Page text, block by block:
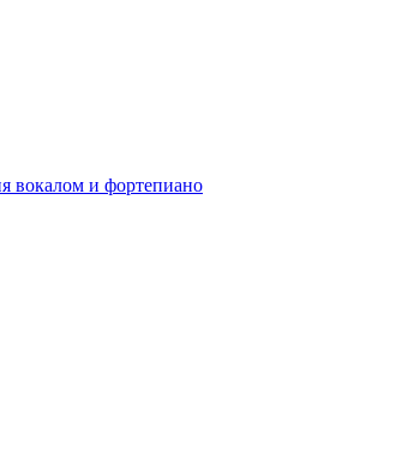
вокалом и фортепиано